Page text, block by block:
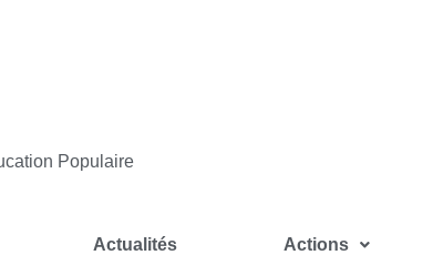
Populaire
Actualités Actions